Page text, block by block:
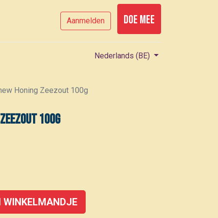
Aanmelden Doe mee
Nederlands (BE)
Honing Zeezout 100g
100g
WINKELMANDJE